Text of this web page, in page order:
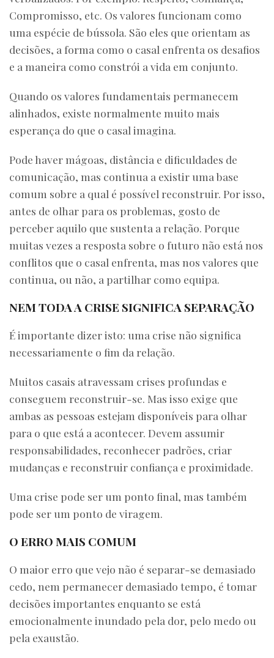
Compromisso, etc. Os valores funcionam como
uma espécie de bússola. São eles que orientam as
decisões, a forma como o casal enfrenta os desafios
e a maneira como constrói a vida em conjunto.
Quando os valores fundamentais permanecem
alinhados, existe normalmente muito mais
esperança do que o casal imagina.
Pode haver mágoas, distância e dificuldades de
comunicação, mas continua a existir uma base
comum sobre a qual é possível reconstruir. Por isso,
antes de olhar para os problemas, gosto de
perceber aquilo que sustenta a relação. Porque
muitas vezes a resposta sobre o futuro não está nos
conflitos que o casal enfrenta, mas nos valores que
continua, ou não, a partilhar como equipa.
NEM TODA A CRISE SIGNIFICA SEPARAÇÃO
É importante dizer isto: uma crise não significa
necessariamente o fim da relação.
Muitos casais atravessam crises profundas e
conseguem reconstruir-se. Mas isso exige que
ambas as pessoas estejam disponíveis para olhar
para o que está a acontecer. Devem assumir
responsabilidades, reconhecer padrões, criar
mudanças e reconstruir confiança e proximidade.
Uma crise pode ser um ponto final, mas também
pode ser um ponto de viragem.
O ERRO MAIS COMUM
O maior erro que vejo não é separar-se demasiado
cedo, nem permanecer demasiado tempo, é tomar
decisões importantes enquanto se está
emocionalmente inundado pela dor, pelo medo ou
pela exaustão.